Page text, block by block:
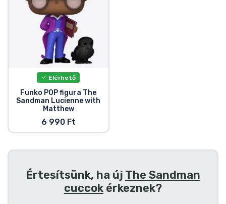
Elérhető
Funko POP figura The
Sandman Lucienne with
Matthew
6 990 Ft
Értesítsünk, ha új The Sandman
cuccok érkeznek?
Zenés cuccok
Terméktípusok
Márkák